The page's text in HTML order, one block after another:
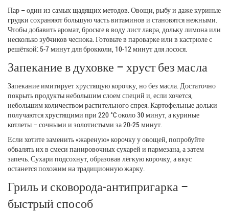
Пар – один из самых щадящих методов. Овощи, рыбу и даже куриные
грудки сохраняют большую часть витаминов и становятся нежными.
Чтобы добавить аромат, бросьте в воду лист лавра, дольку лимона или
несколько зубчиков чеснока. Готовьте в пароварке или в кастрюле с
решёткой: 5‑7 минут для брокколи, 10‑12 минут для лосося.
Запекание в духовке – хруст без масла
Запекание имитирует хрустящую корочку, но без масла. Достаточно
покрыть продукты небольшим слоем специй и, если хочется,
небольшим количеством растительного спрея. Картофельные дольки
получаются хрустящими при 220 °C около 30 минут, а куриные
котлеты – сочными и золотистыми за 20‑25 минут.
Если хотите заменить «жареную» корочку у овощей, попробуйте
обвалять их в смеси панировочных сухарей и пармезана, а затем
запечь. Сухари подсохнут, образовав лёгкую корочку, а вкус
останется похожим на традиционную жарку.
Гриль и сковорода‑антипригарка –
быстрый способ